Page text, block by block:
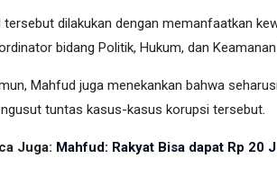
tersebut dilakukan dengan memanfaatkan
bidang Politik, Hukum, dan
Mahfud juga menekankan bahwa
tuntas kasus-kasus korupsi tersebut.
Juga: Mahfud: Rakyat Bisa dapat Rp 20